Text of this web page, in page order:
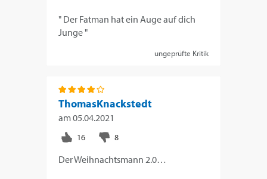
" Der Fatman hat ein Auge auf dich
Junge "
ungeprüfte Kritik
ThomasKnackstedt
am05.04.2021
Der Weihnachtsmann 2.0…